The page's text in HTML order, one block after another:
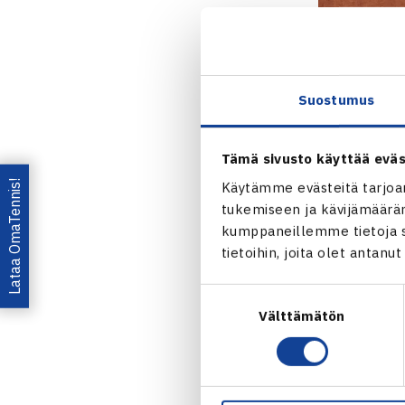
Suostumus
Tämä sivusto käyttää
Käytämme evästeitä
tukemiseen ja
kumppaneillemme tietoja
tietoihin, joita olet
Välttämätön
maanantaina.
Llamas
arvostetun
sarjan.
Virtanen
erä tulikin
Kolmanteen
varmuus ja
Lataa OmaTennis!